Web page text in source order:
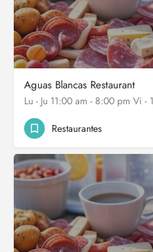
Aguas Blancas Restaurant
Restaurantes